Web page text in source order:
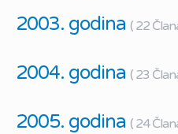
2003. godina ( 22
2004. godina ( 23
2005. godina ( 24